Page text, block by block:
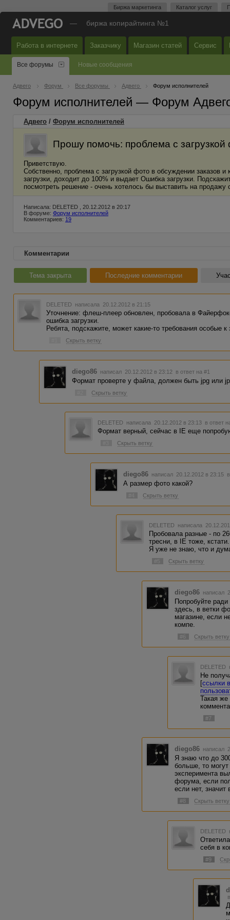
Биржа маркетинга Каталог услуг
— биржа копирайтинга №1
Работа в интернете Заказчику Магазин статей Сервис
Все форумы Новые сообщения
Адвего Форум Все форумы Адвего Форум исполнителей
Форум исполнителей — Форум
Адвего / Форум исполнителей
Прошу помочь: проблема с загрузкой
Приветствую.
Собственно, проблема с загрузкой фото в обсуждении заказов
загрузки, доходит до 100% и выдает Ошибка загрузки.
посмотреть решение - очень хотелось бы выставить на
Написала: DELETED , 20.12.2012 в 20:17
В форуме: Форум исполнителей
Комментариев: 19
Комментарии
Тема закрыта Последние комментарии
DELETED написала 20.12.2012 в 21:15
Уточнение: флеш-плеер обновлен, пробовала в
ошибка загрузки.
Ребята, подскажите, может какие-то требования особые
Скрыть ветку
diego86 написал 20.12.2012 в 23:12 в ответ на #1
Формат проверте у файла, должен быть jpg или
Скрыть ветку
DELETED написала 20.12.2012 в 23:13 в ответ
Формат верный, сейчас в IE еще
Скрыть ветку
diego86 написал 20.12.2012 в 23:15
А размер фото какой?
Скрыть ветку
DELETED написала
Пробовала разные - по
тресни, в IE тоже, кстати.
Я уже не знаю, что и
#5 Скрыть ветку
diego86 написал
Попробуйте
здесь, в ветки
магазине, если
компе.
#6 Скрыть ветку
DELETED
Не
[ссылки
Такая же
#7
diego86 написал
Я знаю что до
больше, то
эксперимента
форума, если
если нет,
#8 Скрыть ветку
DELETED
себя в
#9